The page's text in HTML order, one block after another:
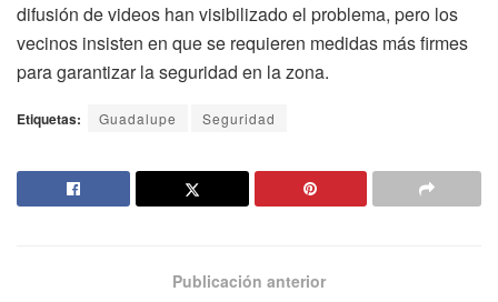
difusión de videos han visibilizado el problema, pero los
vecinos insisten en que se requieren medidas más firmes
para garantizar la seguridad en la zona.
Etiquetas: Guadalupe Seguridad
Publicación anterior